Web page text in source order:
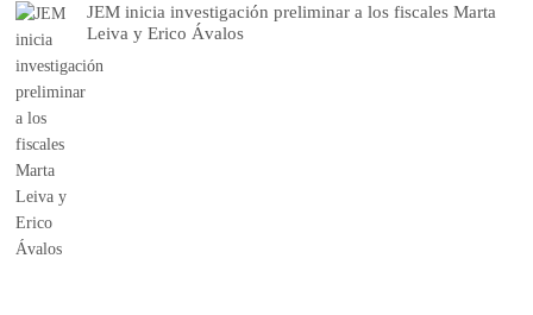
JEM inicia investigación preliminar a los fiscales Marta
Leiva y Erico Ávalos